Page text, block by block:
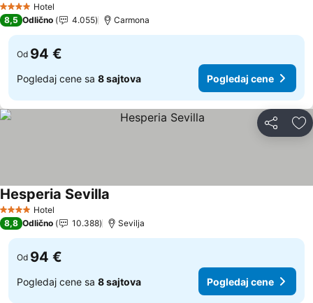
4 ZvezdiceHotel
8,5 Odlično 4.055 Carmona
Od 94 €
Pogledaj cene sa 8 sajtova Pogledaj cene
Deli
4 ZvezdiceHotel
Hesperia Sevilla
8,8 Odlično 10.388 Sevilja
Od 94 €
Pogledaj cene sa 8 sajtova Pogledaj cene